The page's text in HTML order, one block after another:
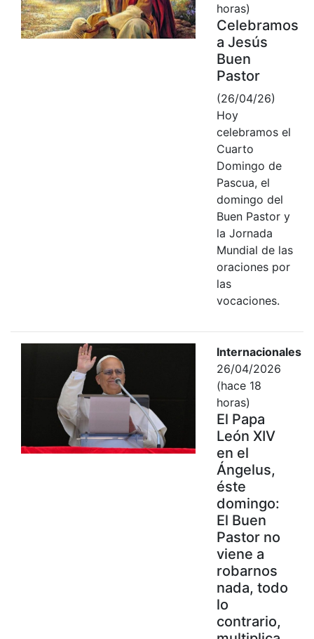
horas)
Celebramos
a Jesús
Buen
Pastor
(26/04/26)
Hoy
celebramos el
Cuarto
Domingo de
Pascua, el
domingo del
Buen Pastor y
la Jornada
Mundial de las
oraciones por
las
vocaciones.
Internacionales
26/04/2026
(hace 18
horas)
El Papa
León XIV
en el
Ángelus,
éste
domingo:
El Buen
Pastor no
viene a
robarnos
nada, todo
lo
contrario,